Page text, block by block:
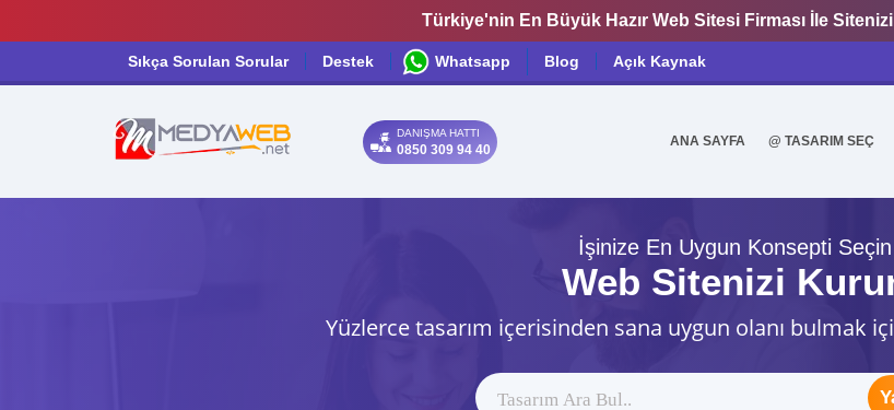
Türkiye'nin En Büyük Hazır Web Sitesi Firması İle
Sıkça Sorulan Sorular Destek Whatsapp Blog Açık Kaynak
DANIŞMA HATTI
0850 309 94 40
ANA SAYFA @ TASARIM SEÇ
İşinize En Uygun Konsepti Seçin
Web Sitenizi
Yüzlerce tasarım içerisinden sana uygun olanı bulmak